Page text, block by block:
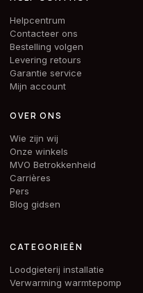
Helpcentrum
Contacteer ons
Bestelling volgen
Levering retours
Garantie service
Mijn account
OVER ONS
Wie zijn wij
Onze winkels
MVO Betrokkenheid
Carrières
Pers
Blog gidsen
CATEGORIEËN
Loodgieterij installatie
Verwarming warmtepomp